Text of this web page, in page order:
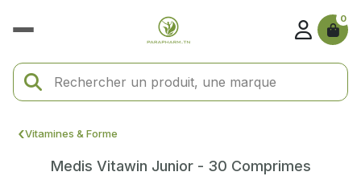
0
Vitamines & Forme
Medis Vitawin Junior - 30 Comprimes